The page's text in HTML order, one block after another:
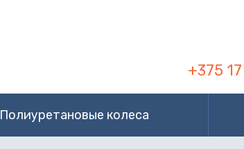
+375 17
Полиуретановые колеса